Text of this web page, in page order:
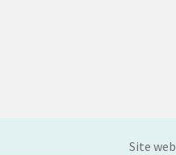
Site web